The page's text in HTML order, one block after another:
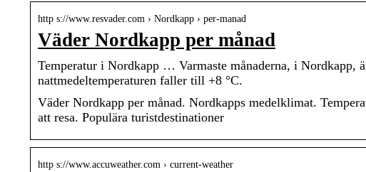
http s://www.resvader.com › Nordkapp › per-manad
Väder Nordkapp per månad
Temperatur i Nordkapp … Varmaste månaderna, i Nordkapp,
nattmedeltemperaturen faller till +8 °C.
Väder Nordkapp per månad. Nordkapps medelklimat.
att resa. Populära turistdestinationer
http s://www.accuweather.com › current-weather